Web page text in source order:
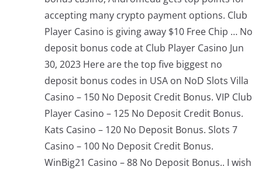
accepting many crypto payment options. Club
Player Casino is giving away $10 Free Chip … No
deposit bonus code at Club Player Casino Jun
30, 2023 Here are the top five biggest no
deposit bonus codes in USA on NoD Slots Villa
Casino – 150 No Deposit Credit Bonus. VIP Club
Player Casino – 125 No Deposit Credit Bonus.
Kats Casino – 120 No Deposit Bonus. Slots 7
Casino – 100 No Deposit Credit Bonus.
WinBig21 Casino – 88 No Deposit Bonus.. I wish